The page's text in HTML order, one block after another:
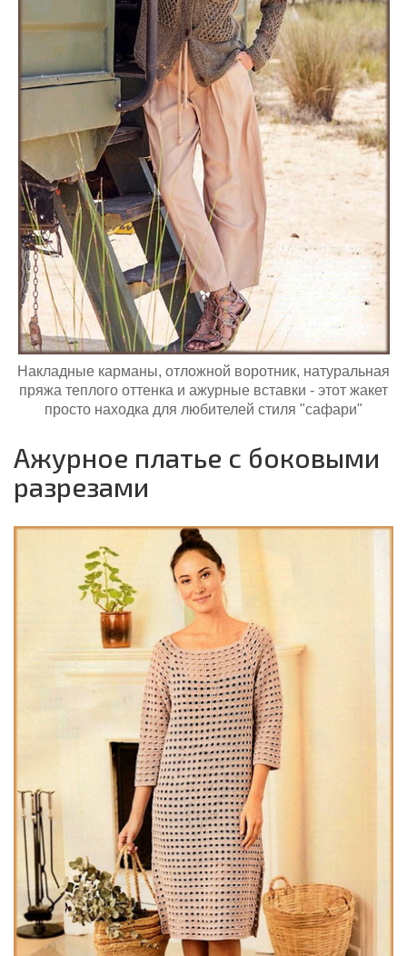
Накладные карманы, отложной воротник, натуральная
пряжа теплого оттенка и ажурные вставки - этот жакет
просто находка для любителей стиля "сафари"
Ажурное платье с боковыми
разрезами